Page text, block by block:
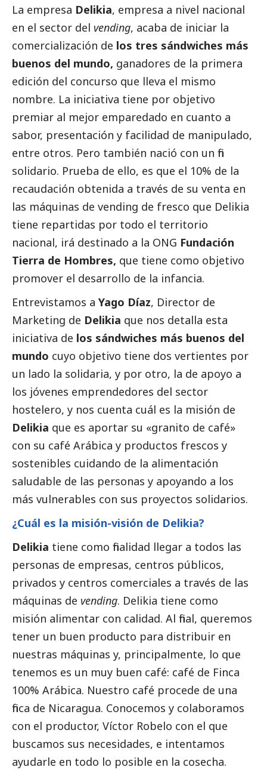
La empresa Delikia, empresa a nivel nacional
en el sector del vending, acaba de iniciar la
comercialización de los tres sándwiches más
buenos del mundo, ganadores de la primera
edición del concurso que lleva el mismo
nombre. La iniciativa tiene por objetivo
premiar al mejor emparedado en cuanto a
sabor, presentación y facilidad de manipulado,
entre otros. Pero también nació con un fin
solidario. Prueba de ello, es que el 10% de la
recaudación obtenida a través de su venta en
las máquinas de vending de fresco que Delikia
tiene repartidas por todo el territorio
nacional, irá destinado a la ONG Fundación
Tierra de Hombres, que tiene como objetivo
promover el desarrollo de la infancia.
Entrevistamos a Yago Díaz, Director de
Marketing de Delikia que nos detalla esta
iniciativa de los sándwiches más buenos del
mundo cuyo objetivo tiene dos vertientes por
un lado la solidaria, y por otro, la de apoyo a
los jóvenes emprendedores del sector
hostelero, y nos cuenta cuál es la misión de
Delikia que es aportar su «granito de café»
con su café Arábica y productos frescos y
sostenibles cuidando de la alimentación
saludable de las personas y apoyando a los
más vulnerables con sus proyectos solidarios.
¿Cuál es la misión-visión de Delikia?
Delikia tiene como finalidad llegar a todos las
personas de empresas, centros públicos,
privados y centros comerciales a través de las
máquinas de vending. Delikia tiene como
misión alimentar con calidad. Al final, queremos
tener un buen producto para distribuir en
nuestras máquinas y, principalmente, lo que
tenemos es un muy buen café: café de Finca
100% Arábica. Nuestro café procede de una
finca de Nicaragua. Conocemos y colaboramos
con el productor, Víctor Robelo con el que
buscamos sus necesidades, e intentamos
ayudarle en todo lo posible en la cosecha.